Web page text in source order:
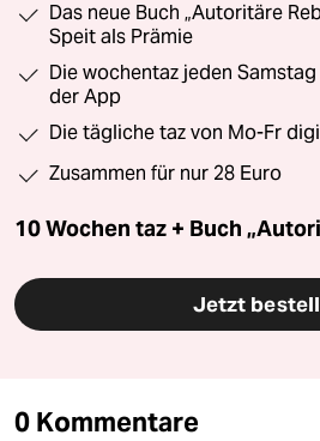
Das neue Buch „Autoritäre
Speit als Prämie
Die wochentaz jeden
der App
Die tägliche taz von Mo-Fr
Zusammen für nur 28 Euro
10 Wochen taz + Buch
Jetzt
0 Kommentare